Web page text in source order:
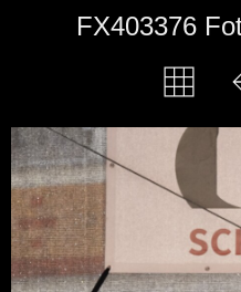
FX403376